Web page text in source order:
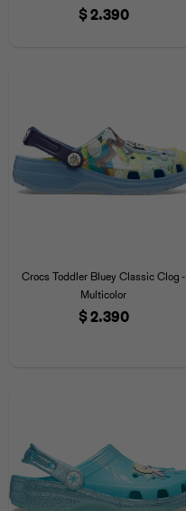
$2.390
Crocs Toddler Bluey Classic Clog -
Multicolor
$2.390